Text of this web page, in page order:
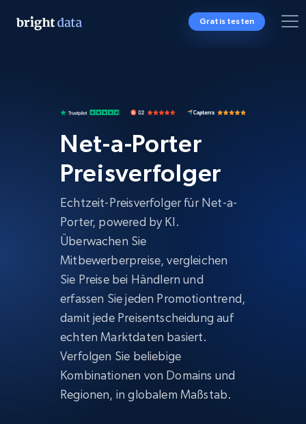
Gratis testen
Net-a-Porter
Preisverfolger
Echtzeit-Preisverfolger für Net-a-
Porter, powered by KI.
Überwachen Sie
Mitbewerberpreise, vergleichen
Sie Preise bei Händlern und
erfassen Sie jeden Promotiontrend,
damit jede Preisentscheidung auf
echten Marktdaten basiert.
Verfolgen Sie beliebige
Kombinationen von Domains und
Regionen, in globalem Maßstab.